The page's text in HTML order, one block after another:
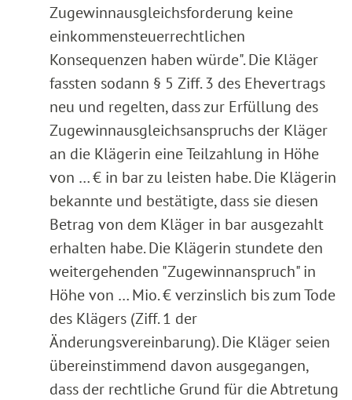
Zugewinnausgleichsforderung keine
einkommensteuerrechtlichen
Konsequenzen haben würde". Die Kläger
fassten sodann § 5 Ziff. 3 des Ehevertrags
neu und regelten, dass zur Erfüllung des
Zugewinnausgleichsanspruchs der Kläger
an die Klägerin eine Teilzahlung in Höhe
von … € in bar zu leisten habe. Die Klägerin
bekannte und bestätigte, dass sie diesen
Betrag von dem Kläger in bar ausgezahlt
erhalten habe. Die Klägerin stundete den
weitergehenden "Zugewinnanspruch" in
Höhe von … Mio. € verzinslich bis zum Tode
des Klägers (Ziff. 1 der
Änderungsvereinbarung). Die Kläger seien
übereinstimmend davon ausgegangen,
dass der rechtliche Grund für die Abtretung